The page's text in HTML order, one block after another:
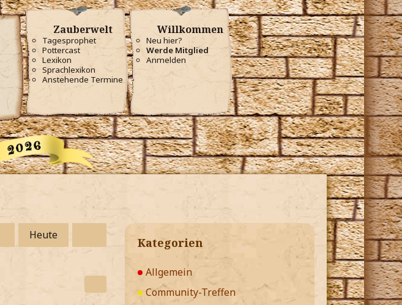
Zauberwelt
Tagesprophet
Pottercast
Lexikon
Sprachlexikon
Anstehende Termine
Willkommen
Neu hier?
Werde Mitglied
Anmelden
Heute
Kategorien
Allgemein
Community-Treffen